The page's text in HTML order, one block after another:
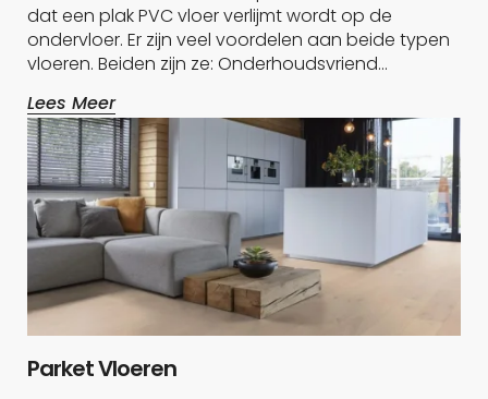
dat een plak PVC vloer verlijmt wordt op de
ondervloer. Er zijn veel voordelen aan beide typen
vloeren. Beiden zijn ze: Onderhoudsvriend…
Lees Meer
Parket Vloeren